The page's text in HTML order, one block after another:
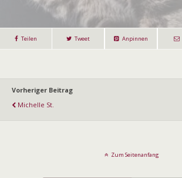
Teilen Tweet Anpinnen
Vorheriger Beitrag
Michelle St.
Zum Seitenanfang